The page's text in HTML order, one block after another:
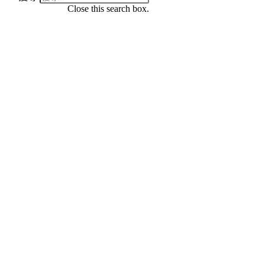
Close this search box.